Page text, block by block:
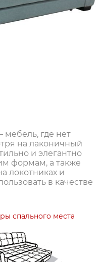
где нет
на лаконичный
и элегантно
формам, а также
локотниках и
в качестве
спального места